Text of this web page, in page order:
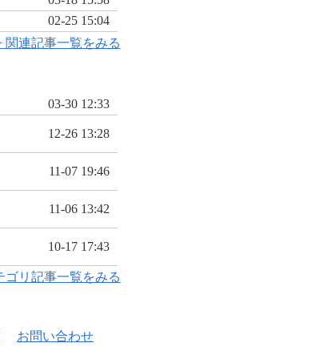
02-25 15:04
関連記事一覧をみる
03-30 12:33
12-26 13:28
11-07 19:46
11-06 13:42
10-17 17:43
ゴリ記事一覧をみる
お問い合わせ